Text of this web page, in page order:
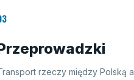
rzeczy między Polską a